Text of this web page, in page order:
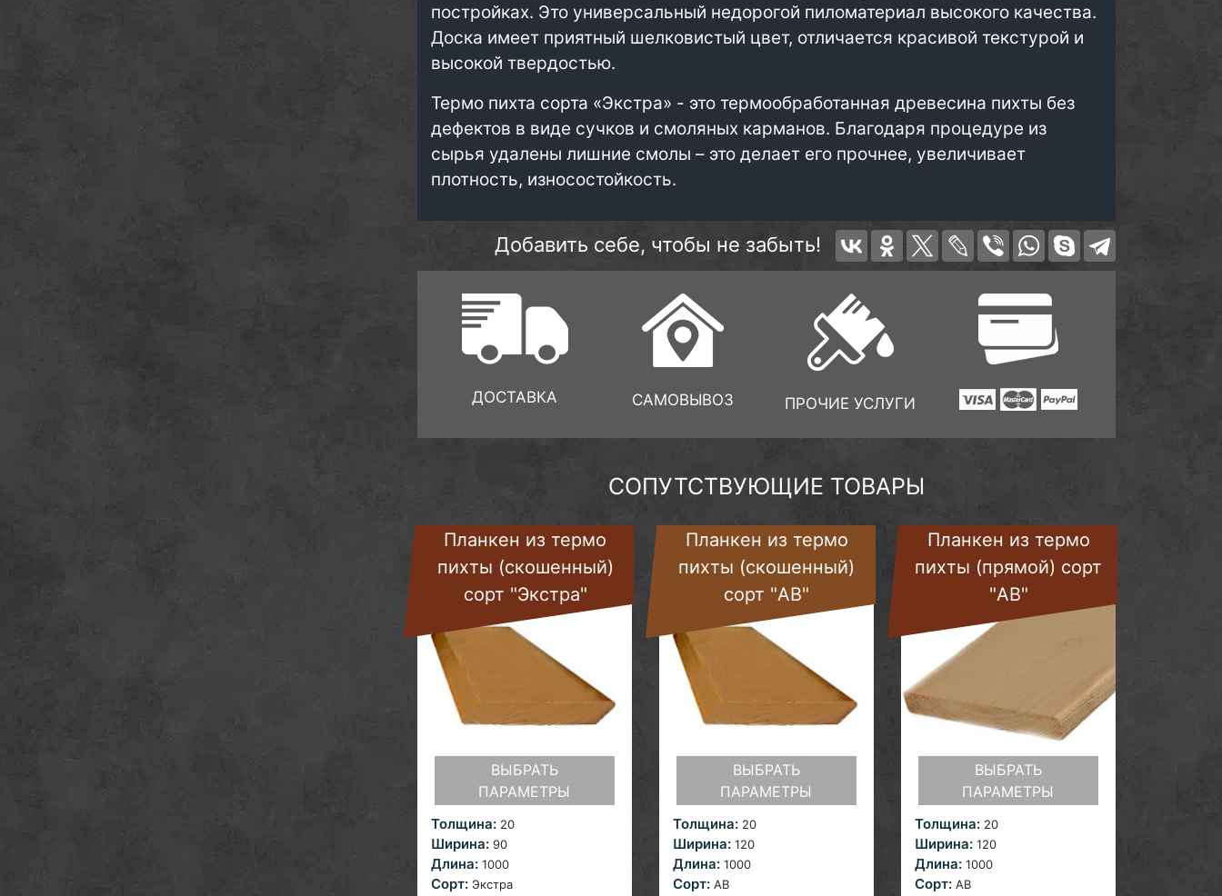
постройках. Это универсальный недорогой пиломатериал высокого качества.
Доска имеет приятный шелковистый цвет, отличается красивой текстурой и
высокой твердостью.
Термо пихта сорта «Экстра» - это термообработанная древесина пихты без
дефектов в виде сучков и смоляных карманов. Благодаря процедуре из
сырья удалены лишние смолы – это делает его прочнее, увеличивает
плотность, износостойкость.
Добавить себе, чтобы не забыть!
ДОСТАВКА САМОВЫВОЗ ПРОЧИЕ УСЛУГИ
СОПУТСТВУЮЩИЕ ТОВАРЫ
Планкен из термо
пихты (скошенный)
сорт "Экстра"
ВЫБРАТЬ
ПАРАМЕТРЫ
Толщина: 20
Ширина: 90
Длина: 1000
Сорт: Экстра
Планкен из термо
пихты (скошенный)
сорт "AB"
ВЫБРАТЬ
ПАРАМЕТРЫ
Толщина: 20
Ширина: 120
Длина: 1000
Сорт: AB
Планкен из термо
пихты (прямой) сорт
"AB"
ВЫБРАТЬ
ПАРАМЕТРЫ
Толщина: 20
Ширина: 120
Длина: 1000
Сорт: AB